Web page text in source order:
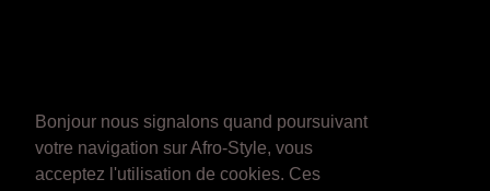
Bonjour nous signalons quand poursuivant
votre navigation sur Afro-Style, vous
acceptez l'utilisation de cookies. Ces